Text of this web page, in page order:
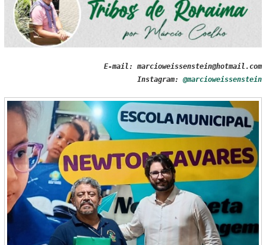
E-mail: marcioweissenstein@hotmail.com
Instagram:@marcioweissenstein